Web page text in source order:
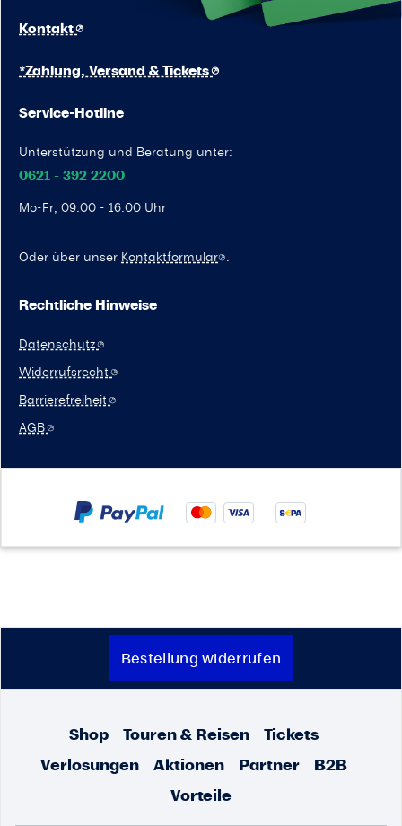
Service-Hotline
Unterstützung und Beratung unter:
0621 - 392 2200
Mo-Fr, 09:00 - 16:00 Uhr
Oder über unser Kontaktformular .
Kontakt
*Zahlung, Versand & Tickets
Rechtliche Hinweise
Datenschutz
Widerrufsrecht
Barrierefreiheit
AGB
Bestellung widerrufen
Shop Touren & Reisen
Tickets
Verlosungen
Aktionen Partner
B2B
Vorteile